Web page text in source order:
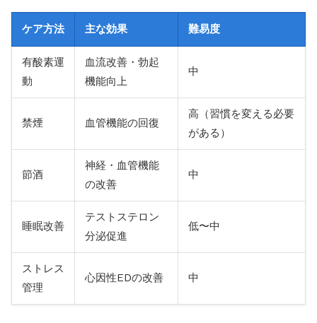
ケア方法 主な効果 難易度
有酸素運
動
血流改善・勃起
機能向上
中
禁煙 血管機能の回復
高（習慣を変える必要
がある）
節酒
神経・血管機能
の改善
中
睡眠改善
テストステロン
分泌促進
低〜中
ストレス
管理
心因性EDの改善 中